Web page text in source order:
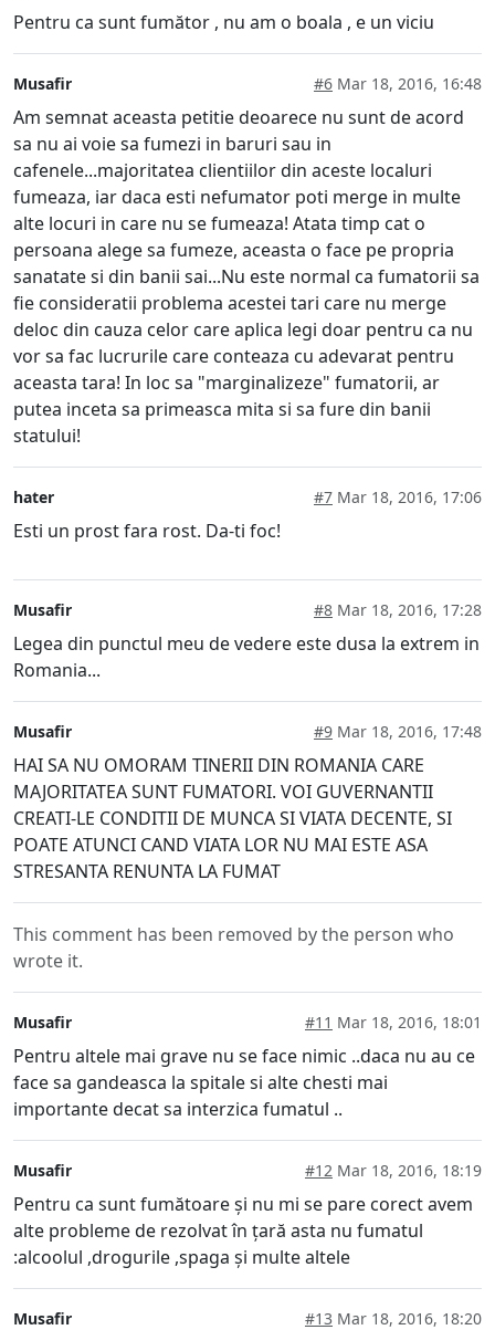
Pentru ca sunt fumător , nu am o boala , e un viciu
Musafir #6 Mar 18, 2016, 16:48
Am semnat aceasta petitie deoarece nu sunt de acord
sa nu ai voie sa fumezi in baruri sau in
cafenele...majoritatea clientiilor din aceste localuri
fumeaza, iar daca esti nefumator poti merge in multe
alte locuri in care nu se fumeaza! Atata timp cat o
persoana alege sa fumeze, aceasta o face pe propria
sanatate si din banii sai...Nu este normal ca fumatorii sa
fie consideratii problema acestei tari care nu merge
deloc din cauza celor care aplica legi doar pentru ca nu
vor sa fac lucrurile care conteaza cu adevarat pentru
aceasta tara! In loc sa "marginalizeze" fumatorii, ar
putea inceta sa primeasca mita si sa fure din banii
statului!
hater #7 Mar 18, 2016, 17:06
Esti un prost fara rost. Da-ti foc!
Musafir #8 Mar 18, 2016, 17:28
Legea din punctul meu de vedere este dusa la extrem in
Romania...
Musafir #9 Mar 18, 2016, 17:48
HAI SA NU OMORAM TINERII DIN ROMANIA CARE
MAJORITATEA SUNT FUMATORI. VOI GUVERNANTII
CREATI-LE CONDITII DE MUNCA SI VIATA DECENTE, SI
POATE ATUNCI CAND VIATA LOR NU MAI ESTE ASA
STRESANTA RENUNTA LA FUMAT
This comment has been removed by the person who
wrote it.
Musafir #11 Mar 18, 2016, 18:01
Pentru altele mai grave nu se face nimic ..daca nu au ce
face sa gandeasca la spitale si alte chesti mai
importante decat sa interzica fumatul ..
Musafir #12 Mar 18, 2016, 18:19
Pentru ca sunt fumătoare și nu mi se pare corect avem
alte probleme de rezolvat în țară asta nu fumatul
:alcoolul ,drogurile ,spaga și multe altele
Musafir #13 Mar 18, 2016, 18:20